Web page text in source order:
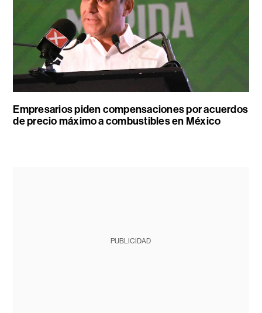
Empresarios piden compensaciones por acuerdos
de precio máximo a combustibles en México
PUBLICIDAD